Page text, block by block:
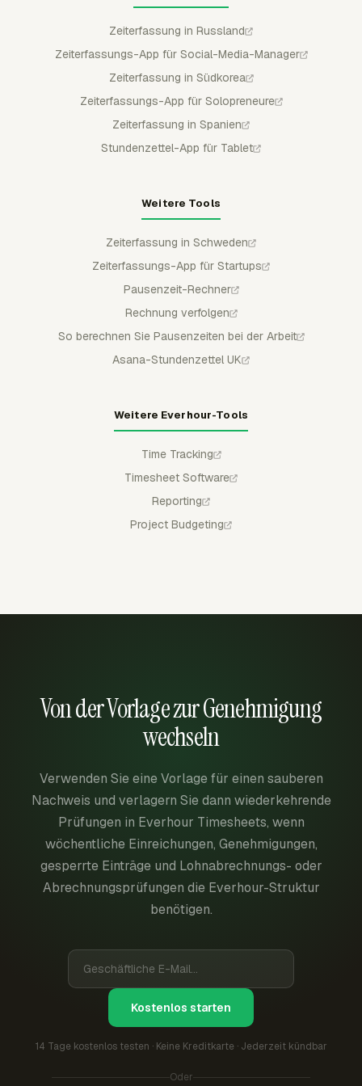
Zeiterfassung in Russland
Zeiterfassungs-App für Social-Media-Manager
Zeiterfassung in Südkorea
Zeiterfassungs-App für Solopreneure
Zeiterfassung in Spanien
Stundenzettel-App für Tablet
Weitere Tools
Zeiterfassung in Schweden
Zeiterfassungs-App für Startups
Pausenzeit-Rechner
Rechnung verfolgen
So berechnen Sie Pausenzeiten bei der Arbeit
Asana-Stundenzettel UK
Weitere Everhour-Tools
Time Tracking
Timesheet Software
Reporting
Project Budgeting
Von der Vorlage zur Genehmigung
wechseln
Verwenden Sie eine Vorlage für einen sauberen
Nachweis und verlagern Sie dann wiederkehrende
Prüfungen in Everhour Timesheets, wenn
wöchentliche Einreichungen, Genehmigungen,
gesperrte Einträge und Lohnabrechnungs- oder
Abrechnungsprüfungen die Everhour-Struktur
benötigen.
Kostenlos starten
14 Tage kostenlos testen · Keine Kreditkarte · Jederzeit kündbar
Oder